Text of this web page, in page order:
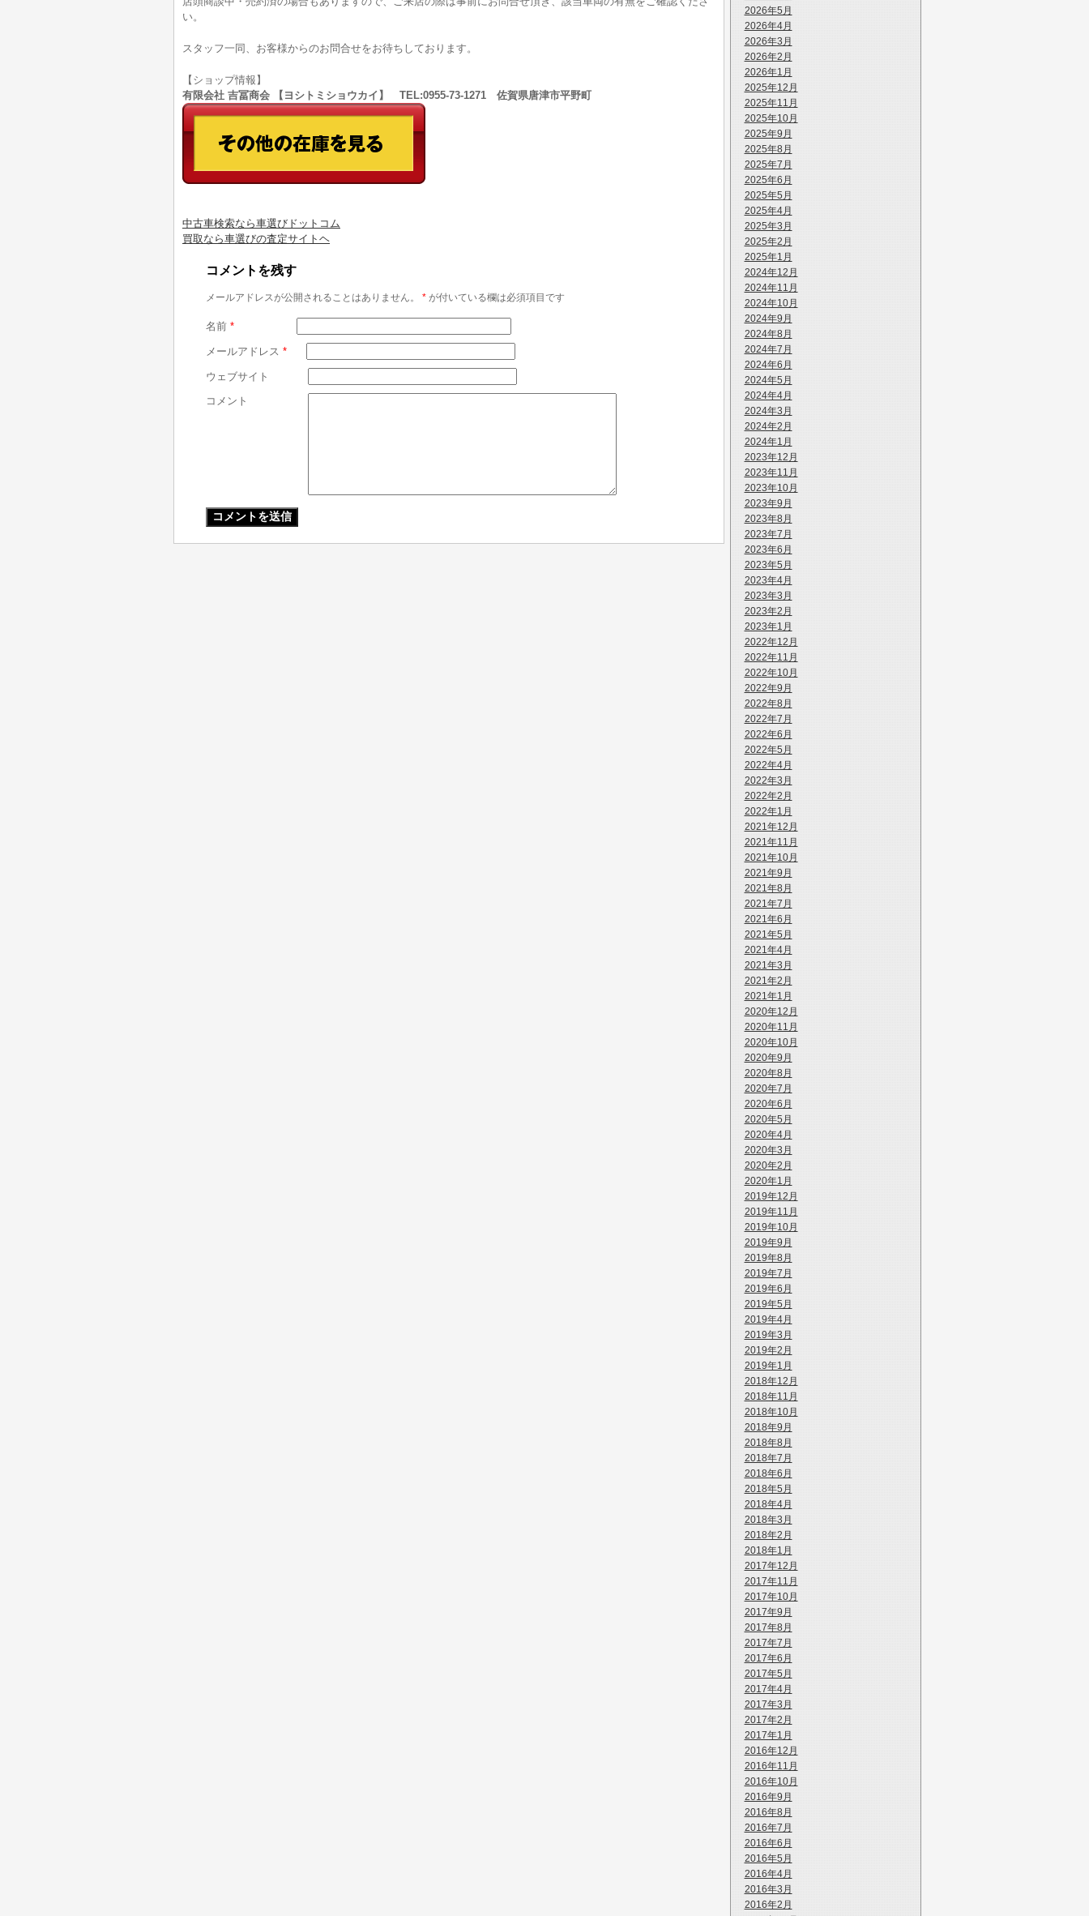
2026年5月
2026年4月
2026年3月
2026年2月
2026年1月
2025年12月
2025年11月
2025年10月
2025年9月
2025年8月
2025年7月
2025年6月
2025年5月
2025年4月
2025年3月
2025年2月
2025年1月
2024年12月
2024年11月
2024年10月
2024年9月
2024年8月
2024年7月
2024年6月
2024年5月
2024年4月
2024年3月
2024年2月
2024年1月
2023年12月
2023年11月
2023年10月
2023年9月
2023年8月
2023年7月
2023年6月
2023年5月
2023年4月
2023年3月
2023年2月
2023年1月
2022年12月
2022年11月
2022年10月
2022年9月
2022年8月
2022年7月
2022年6月
2022年5月
2022年4月
2022年3月
2022年2月
2022年1月
2021年12月
2021年11月
2021年10月
2021年9月
2021年8月
2021年7月
2021年6月
2021年5月
2021年4月
2021年3月
2021年2月
2021年1月
2020年12月
2020年11月
2020年10月
2020年9月
2020年8月
2020年7月
2020年6月
2020年5月
2020年4月
2020年3月
2020年2月
2020年1月
2019年12月
2019年11月
2019年10月
2019年9月
2019年8月
2019年7月
2019年6月
2019年5月
2019年4月
2019年3月
2019年2月
2019年1月
2018年12月
2018年11月
2018年10月
2018年9月
2018年8月
2018年7月
2018年6月
2018年5月
2018年4月
2018年3月
2018年2月
2018年1月
2017年12月
2017年11月
2017年10月
2017年9月
2017年8月
2017年7月
2017年6月
2017年5月
2017年4月
2017年3月
2017年2月
2017年1月
2016年12月
2016年11月
2016年10月
2016年9月
2016年8月
2016年7月
2016年6月
2016年5月
2016年4月
2016年3月
2016年2月
い。
スタッフ一同、お客様からのお問合せをお待ちしております。
【ショップ情報】
有限会社 吉冨商会 【ヨシトミショウカイ】 TEL:0955-73-1271 佐賀県唐津市平野町
中古車検索なら車選びドットコム
買取なら車選びの査定サイトヘ
コメントを残す
メールアドレスが公開されることはありません。 * が付いている欄は必須項目です
名前 *
メールアドレス *
ウェブサイト
コメント